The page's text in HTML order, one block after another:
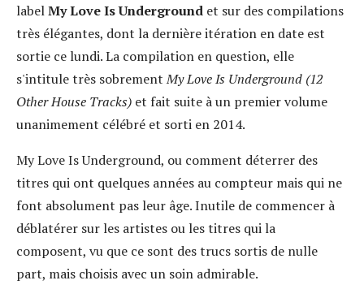
labelMy Love Is Underground et sur des compilations
très élégantes, dont la dernière itération en date est
sortie ce lundi. La compilation en question, elle
s'intitule très sobrementMy Love Is Underground (12
Other House Tracks) et fait suite à un premier volume
unanimement célébré et sorti en 2014.
My Love Is Underground, ou comment déterrer des
titres qui ont quelques années au compteur mais qui ne
font absolument pas leur âge. Inutile de commencer à
déblatérer sur les artistes ou les titres qui la
composent, vu que ce sont des trucs sortis de nulle
part, mais choisis avec un soin admirable.